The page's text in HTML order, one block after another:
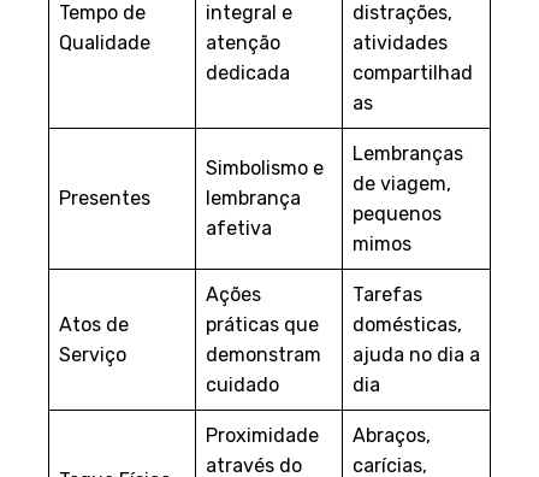
Tempo de
Qualidade
integral e
atenção
dedicada
distrações,
atividades
compartilhad
as
Presentes
Simbolismo e
lembrança
afetiva
Lembranças
de viagem,
pequenos
mimos
Atos de
Serviço
Ações
práticas que
demonstram
cuidado
Tarefas
domésticas,
ajuda no dia a
dia
Proximidade
Abraços,